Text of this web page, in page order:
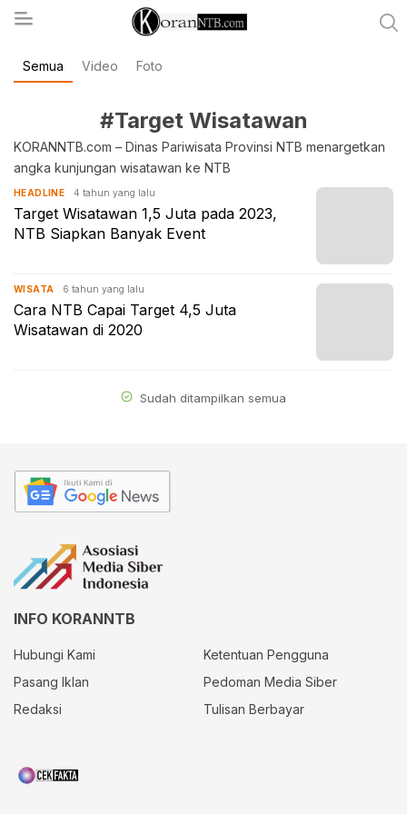
koranntb.com
Semua Video Foto
#Target Wisatawan
KORANNTB.com – Dinas Pariwisata Provinsi NTB menargetkan
angka kunjungan wisatawan ke NTB
HEADLINE 4 tahun yang lalu
Target Wisatawan 1,5 Juta pada 2023,
NTB Siapkan Banyak Event
WISATA 6 tahun yang lalu
Cara NTB Capai Target 4,5 Juta
Wisatawan di 2020
Sudah ditampilkan semua
INFO KORANNTB
Hubungi Kami
Ketentuan Pengguna
Pasang Iklan
Pedoman Media Siber
Redaksi
Tulisan Berbayar